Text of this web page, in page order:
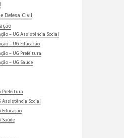
Defesa Civil
– UG Assistência Social
– UG Educação
– UG Prefeitura
– UG Saúde
Prefeitura
Assistência Social
Saúde